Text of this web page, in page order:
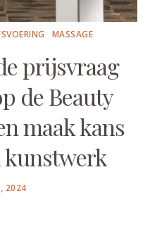
MASSAGE
prijsvraag
de Beauty
maak kans
kunstwerk
2024